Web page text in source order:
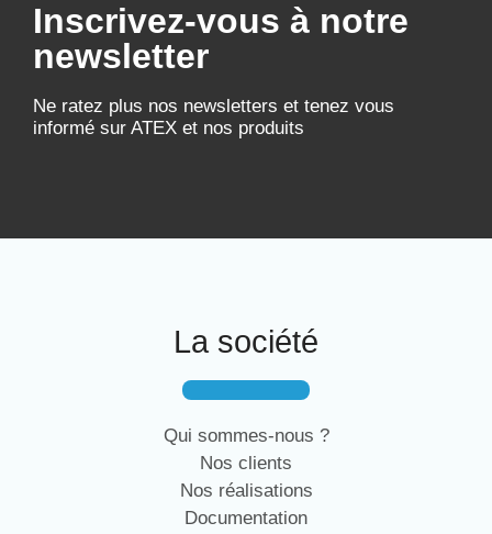
Inscrivez-vous à notre
newsletter
Ne ratez plus nos newsletters et tenez vous
informé sur ATEX et nos produits
La société
Qui sommes-nous ?
Nos clients
Nos réalisations
Documentation